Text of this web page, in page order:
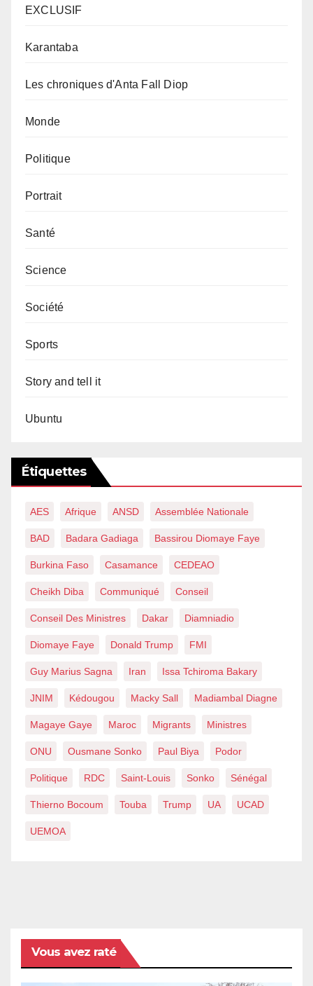
EXCLUSIF
Karantaba
Les chroniques d'Anta Fall Diop
Monde
Politique
Portrait
Santé
Science
Société
Sports
Story and tell it
Ubuntu
Étiquettes
AES Afrique ANSD Assemblée Nationale
BAD Badara Gadiaga Bassirou Diomaye Faye
Burkina Faso Casamance CEDEAO
Cheikh Diba Communiqué Conseil
Conseil Des Ministres Dakar Diamniadio
Diomaye Faye Donald Trump FMI
Guy Marius Sagna Iran Issa Tchiroma Bakary
JNIM Kédougou Macky Sall Madiambal Diagne
Magaye Gaye Maroc Migrants Ministres
ONU Ousmane Sonko Paul Biya Podor
Politique RDC Saint-Louis Sonko Sénégal
Thierno Bocoum Touba Trump UA UCAD
UEMOA
Vous avez raté